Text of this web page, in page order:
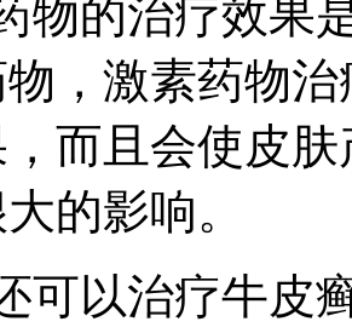
物的治疗效果
，激素药物
而且会使皮
的影响。
可以治疗牛皮